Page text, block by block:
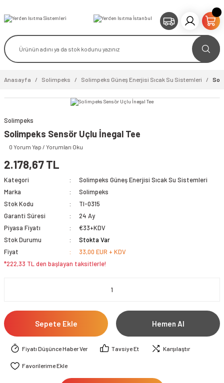
Anasayfa Solimpeks Solimpeks Güneş Enerjisi Sıcak Su Sistemleri
video izle
Solimpeks
Solimpeks Sensör Uçlu İnegal Tee
0 Yorum Yap / Yorumları Oku
2.178,67 TL
Kategori
Solimpeks Güneş Enerjisi Sıcak Su Sistemleri
Marka
Solimpeks
Stok Kodu
TI-0315
Garanti Süresi
24 Ay
Piyasa Fiyatı
€33+KDV
Stok Durumu
Stokta Var
Fiyat
33,00 EUR + KDV
*222,33 TL den başlayan taksitlerle!
Sepete Ekle Hemen Al
Fiyatı Düşünce Haber Ver Tavsiye Et Karşılaştır